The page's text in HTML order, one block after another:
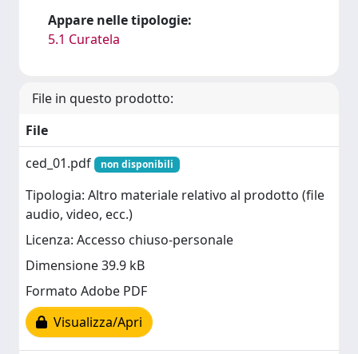
Appare nelle tipologie:
5.1 Curatela
File in questo prodotto:
File
ced_01.pdf
non disponibili
Tipologia: Altro materiale relativo al prodotto (file
audio, video, ecc.)
Licenza: Accesso chiuso-personale
Dimensione 39.9 kB
Formato Adobe PDF
Visualizza/Apri